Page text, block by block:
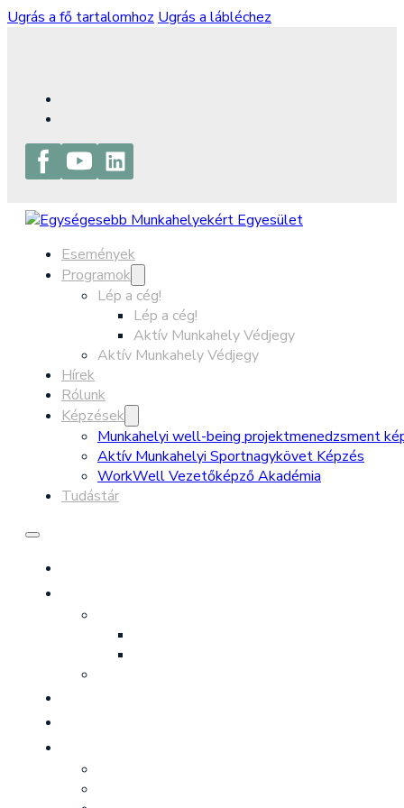
Ugrás a fő tartalomhoz Ugrás a lábléchez
Események
Programok
Lép a cég!
Lép a cég!
Aktív Munkahely Védjegy
Aktív Munkahely Védjegy
Hírek
Rólunk
Képzések
Munkahelyi well-being projektmenedzsment
Aktív Munkahelyi Sportnagykövet Képzés
WorkWell Vezetőképző Akadémia
Tudástár